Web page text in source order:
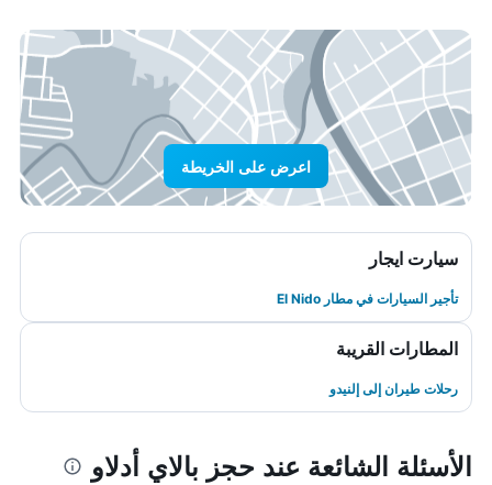
اعرض على الخريطة
سيارت ايجار
تأجير السيارات في مطار El Nido
المطارات القريبة
رحلات طيران إلى إلنيدو
الأسئلة الشائعة عند حجز بالاي أدلاو